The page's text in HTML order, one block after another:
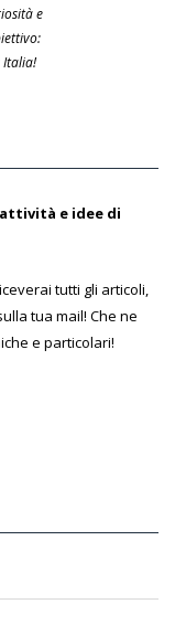
e
Italia!
e idee di
tutti gli articoli,
tua mail! Che ne
e particolari!